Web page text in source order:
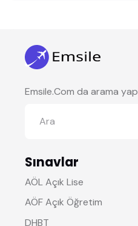
Emsile.Com da arama yap
Sınavlar
AÖL Açık Lise
AÖF Açık Öğretim
DHBT